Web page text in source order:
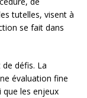
tutelles, visent à
se fait dans
défis. La
évaluation fine
que les enjeux